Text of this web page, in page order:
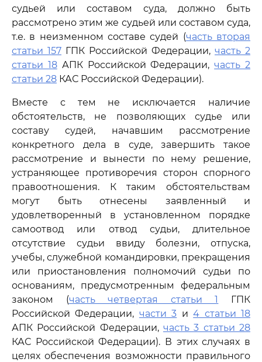
судьей или составом суда, должно быть
рассмотрено этим же судьей или составом суда,
т.е. в неизменном составе судей (часть вторая
статьи 157 ГПК Российской Федерации, часть 2
статьи 18АПК Российской Федерации,часть 2
статьи 28 КАС Российской Федерации).
Вместе с тем не исключается наличие
обстоятельств, не позволяющих судье или
составу судей, начавшим рассмотрение
конкретного дела в суде, завершить такое
рассмотрение и вынести по нему решение,
устраняющее противоречия сторон спорного
правоотношения. К таким обстоятельствам
могут быть отнесены заявленный и
удовлетворенный в установленном порядке
самоотвод или отвод судьи, длительное
отсутствие судьи ввиду болезни, отпуска,
учебы, служебной командировки, прекращения
или приостановления полномочий судьи по
основаниям, предусмотренным федеральным
законом (часть четвертая статьи 1
ГПК
Российской Федерации, части 3 и4 статьи 18
АПК Российской Федерации, часть 3 статьи 28
КАС Российской Федерации). В этих случаях в
целях обеспечения возможности правильного